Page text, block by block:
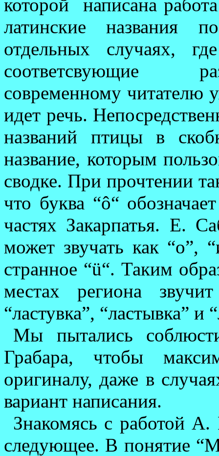
которой
написана
латинские названия
отдельных случаях,
соответсвующие
современному читателю
идет речь.
названий птицы в
название, которым
сводке. При прочтении
что буква “ô“
частях Закарпатья. Е.
мо­жет зву­чать как “о”,
странное “ü“. Таким
местах региона
“ластувка”, “ластывка” и
Мы пытались
Грабара, чтобы
оригиналу, даже в
вариант написания.
Знакомясь с работой
следующее. В понятие